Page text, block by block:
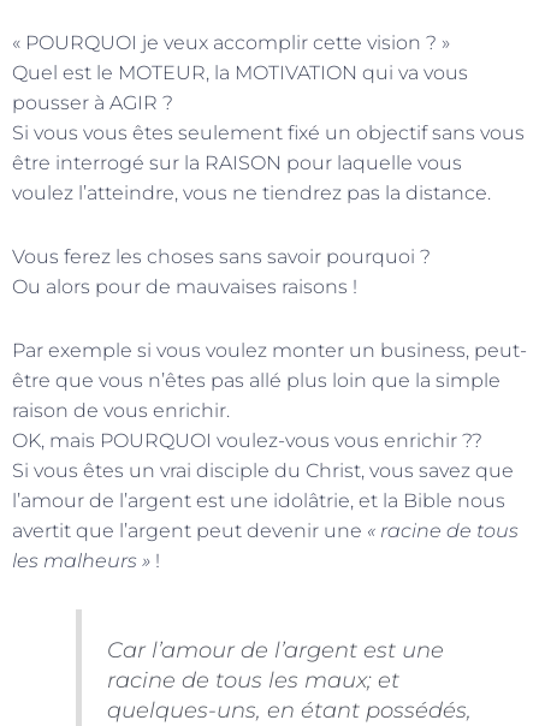
« POURQUOI je veux accomplir cette vision ? »
Quel est le MOTEUR, la MOTIVATION qui va vous
pousser à AGIR ?
Si vous vous êtes seulement fixé un objectif sans vous
être interrogé sur la RAISON pour laquelle vous
voulez l’atteindre, vous ne tiendrez pas la distance.
Vous ferez les choses sans savoir pourquoi ?
Ou alors pour de mauvaises raisons !
Par exemple si vous voulez monter un business, peut-
être que vous n’êtes pas allé plus loin que la simple
raison de vous enrichir.
OK, mais POURQUOI voulez-vous vous enrichir ??
Si vous êtes un vrai disciple du Christ, vous savez que
l’amour de l’argent est une idolâtrie, et la Bible nous
avertit que l’argent peut devenir une « racine de tous
les malheurs » !
Car l’amour de l’argent est une
racine de tous les maux; et
quelques-uns, en étant possédés,